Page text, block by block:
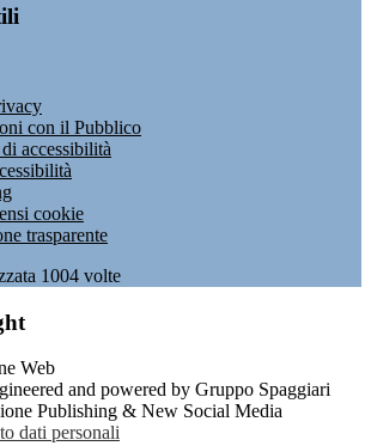
con il Pubblico
accessibilità
cookie
trasparente
1004 volte
and powered by Gruppo Spaggiari
Publishing & New Social Media
dati personali